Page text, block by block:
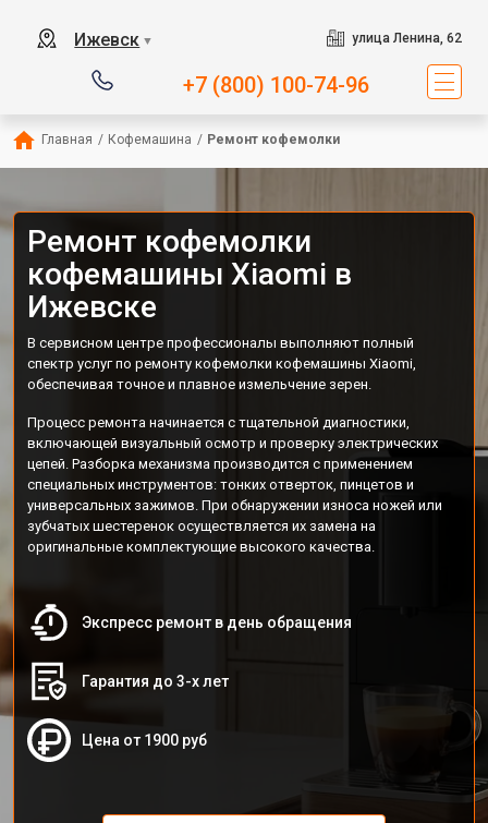
Ижевск ▼ улица Ленина, 62
+7 (800) 100-74-96
Главная / Кофемашина / Ремонт кофемолки
Ремонт кофемолки
кофемашины Xiaomi в
Ижевске
В сервисном центре профессионалы выполняют полный
спектр услуг по ремонту кофемолки кофемашины Xiaomi,
обеспечивая точное и плавное измельчение зерен.
Процесс ремонта начинается с тщательной диагностики,
включающей визуальный осмотр и проверку электрических
цепей. Разборка механизма производится с применением
специальных инструментов: тонких отверток, пинцетов и
универсальных зажимов. При обнаружении износа ножей или
зубчатых шестеренок осуществляется их замена на
оригинальные комплектующие высокого качества.
Экспресс ремонт в день обращения
Гарантия до 3-х лет
Цена от 1900 руб